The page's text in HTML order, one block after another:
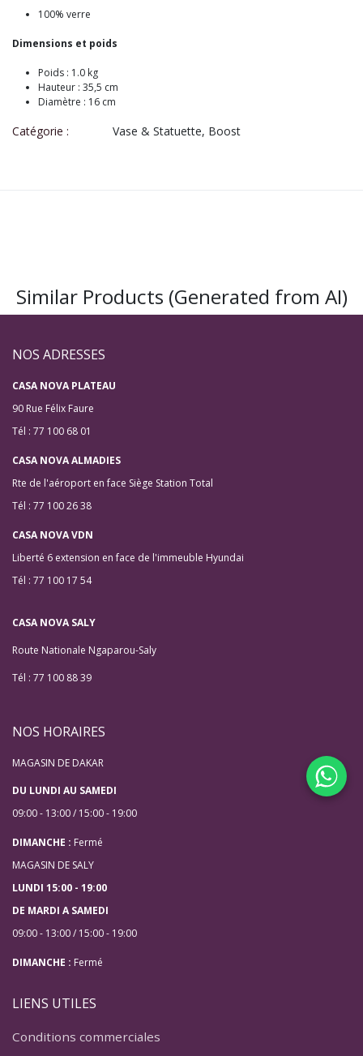
100% verre
Dimensions et poids
Poids : 1.0 kg
Hauteur : 35,5 cm
Diamètre : 16 cm
Catégorie : Vase & Statuette, Boost
Similar Products (Generated from AI)
NOS ADRESSES
CASA NOVA PLATEAU
90 Rue Félix Faure
Tél : 77 100 68 01
CASA NOVA ALMADIES
Rte de l'aéroport en face Siège Station Total
Tél : 77 100 26 38
CASA NOVA VDN
Liberté 6 extension en face de l'immeuble Hyundai
Tél : 77 100 17 54
CASA NOVA SALY
Route Nationale Ngaparou-Saly
Tél : 77 100 88 39
NOS HORAIRES
MAGASIN DE DAKAR
DU LUNDI AU SAMEDI
09:00 - 13:00 / 15:00 - 19:00
DIMANCHE : Fermé
MAGASIN DE SALY
LUNDI 15:00 - 19:00
DE MARDI A SAMEDI
09:00 - 13:00 / 15:00 - 19:00
DIMANCHE : Fermé
LIENS UTILES
Conditions commerciales